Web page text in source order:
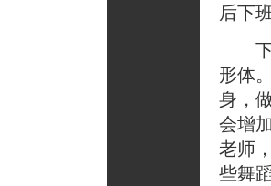
后下
下
形体
身，
会增
老师
些舞